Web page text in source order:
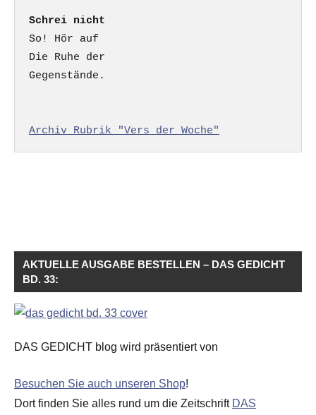
Schrei nicht
So! Hör auf
Die Ruhe der
Gegenstände.
Archiv Rubrik "Vers der Woche"
AKTUELLE AUSGABE BESTELLEN – DAS GEDICHT
BD. 33:
DAS GEDICHT blog wird präsentiert von
Besuchen Sie auch unseren Shop!
Dort finden Sie alles rund um die Zeitschrift DAS